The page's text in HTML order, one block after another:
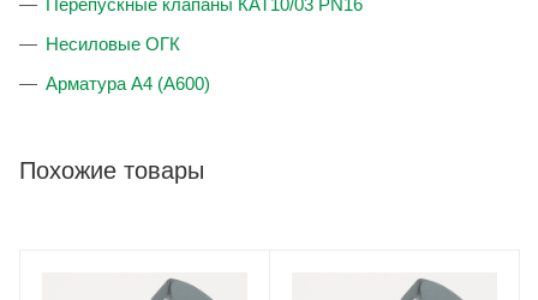
Перепускные клапаны КАТ10/03 PN16
Несиловые ОГК
Арматура А4 (А600)
Похожие товары